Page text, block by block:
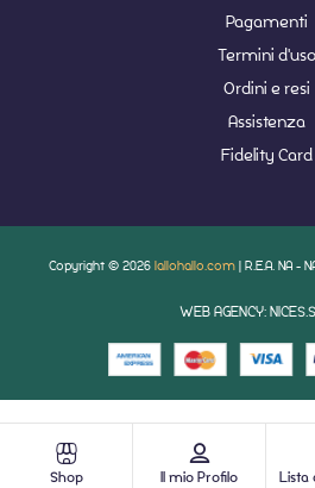
Shop Il mio Profilo Lista
Pagamenti
Termini d'uso
Ordini e resi
Assistenza
Fidelity Card
Copyright © 2026 lallohallo.com | R.E.A. NA -
WEB AGENCY: